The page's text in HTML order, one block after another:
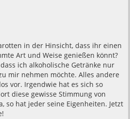
in der Hinsicht, dass ihr einen
Art und Weise genießen könnt?
ich alkoholische Getränke nur
mir nehmen möchte. Alles andere
vor. Irgendwie hat es sich so
diese gewisse Stimmung von
so hat jeder seine Eigenheiten. Jetzt